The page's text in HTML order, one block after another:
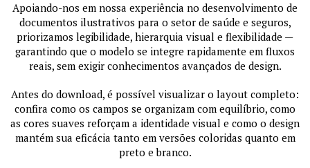
Apoiando-nos em nossa experiência no desenvolvimento de
documentos ilustrativos para o setor de saúde e seguros,
priorizamos legibilidade, hierarquia visual e flexibilidade —
garantindo que o modelo se integre rapidamente em fluxos
reais, sem exigir conhecimentos avançados de design.
Antes do download, é possível visualizar o layout completo:
confira como os campos se organizam com equilíbrio, como
as cores suaves reforçam a identidade visual e como o design
mantém sua eficácia tanto em versões coloridas quanto em
preto e branco.